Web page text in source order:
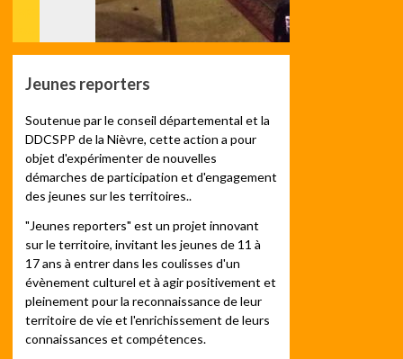
Jeunes reporters
Soutenue par le conseil départemental et la
DDCSPP de la Nièvre, cette action a pour
objet d'expérimenter de nouvelles
démarches de participation et d'engagement
des jeunes sur les territoires..
"Jeunes reporters" est un projet innovant
sur le territoire, invitant les jeunes de 11 à
17 ans à entrer dans les coulisses d'un
évènement culturel et à agir positivement et
pleinement pour la reconnaissance de leur
territoire de vie et l'enrichissement de leurs
connaissances et compétences.